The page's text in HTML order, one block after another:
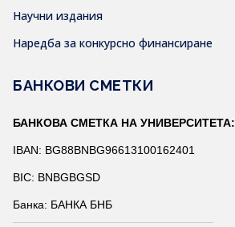
Научни издания
Наредба за конкурсно финансиране
БАНКОВИ СМЕТКИ
БАНКОВА СМЕТКА НА УНИВЕРСИТЕТА:
IBAN: BG88BNBG96613100162401
BIC: BNBGBGSD
Банка: БАНКА БНБ